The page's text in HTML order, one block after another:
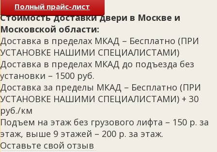
Полный прайс-лист
Стоимость доставки двери в Москве и
Московской области:
Доставка в пределах МКАД – Бесплатно (ПРИ
УСТАНОВКЕ НАШИМИ СПЕЦИАЛИСТАМИ)
Доставка в пределах МКАД до подъезда без
установки – 1500 руб.
Доставка за пределы МКАД – Бесплатно (ПРИ
УСТАНОВКЕ НАШИМИ СПЕЦИАЛИСТАМИ) + 30
руб./км
Подъем на этаж без грузового лифта – 150 р. за
этаж, выше 9 этажей – 200 р. за этаж.
Оставьте свой отзыв